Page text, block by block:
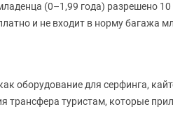
(0–1,99 года) разрешено 10
и не входит в норму багажа
оборудование для серфинга,
трансфера туристам, которые